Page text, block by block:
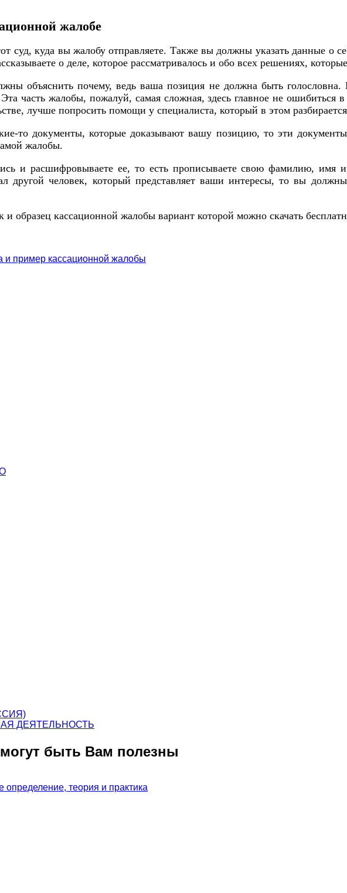
жалобе
суд, куда вы жалобу отправляете. Также вы должны указать данные о
о деле, которое рассматривалось и обо всех решениях,
объяснить почему, ведь ваша позиция не должна быть
часть жалобы, пожалуй, самая сложная, здесь главное не
лучше попросить помощи у специалиста, который в этом
то документы, которые доказывают вашу позицию, то эти
жалобы.
и расшифровываете ее, то есть прописываете свою фамилию, имя
другой человек, который представляет ваши интересы, то вы
образец кассационной жалобы вариант которой можно скачать
и пример кассационной жалобы
ДЕЯТЕЛЬНОСТЬ
быть Вам полезны
теория и практика